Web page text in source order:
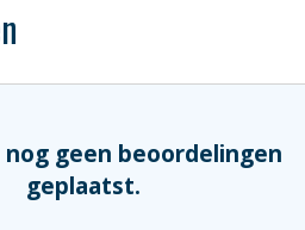
nog geen beoordelingen
geplaatst.